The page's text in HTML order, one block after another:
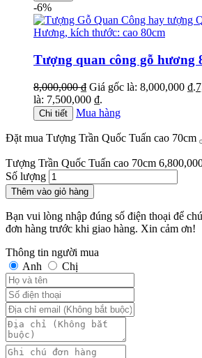
-6%
Tượng quan công gỗ hương
8,000,000₫ Giá gốc là: 8,000,000 ₫.
là: 7,500,000 ₫.
Chi tiết Mua hàng
Đặt mua Tượng Trần Quốc Tuấn cao 70cm
Tượng Trần Quốc Tuấn cao 70cm
Số lượng
Thêm vào giỏ hàng
Bạn vui lòng nhập đúng số điện thoại để
đơn hàng trước khi giao hàng. Xin cảm ơn!
Thông tin người mua
Anh
Chị